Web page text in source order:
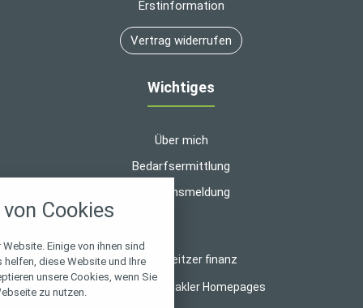
Erstinformation
Vertrag widerrufen
Wichtiges
Über mich
Bedarfsermittlung
Schadensmeldung
© 2026 heitzer finanz
Makler Homepages
Cookies
Einige von ihnen sind
diese Website und Ihre
unsere Cookies, wenn Sie
zu nutzen.
alle verwendeten Cookies und
zu blockieren.
Notwendig